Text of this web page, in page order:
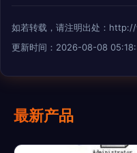
如若转载，请注明出处：
更新时间：2026-08-08
最新产品